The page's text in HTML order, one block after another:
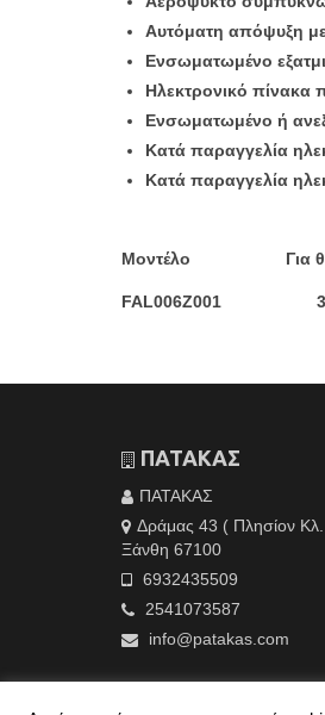
Αυτόματη απόψυξη με
Ενσωματωμένο
Ηλεκτρονικό πίνακα
Ενσωματωμένο ή
Κατά παραγγελία
Κατά παραγγελία
Μοντέλο Για
ΠΑΤΑΚΑΣ
ΠΑΤΑΚΑΣ
Δράμας 43 ( Πλησίον
Ξάνθη 67100
6932435509
2541073587
info@patakas.com